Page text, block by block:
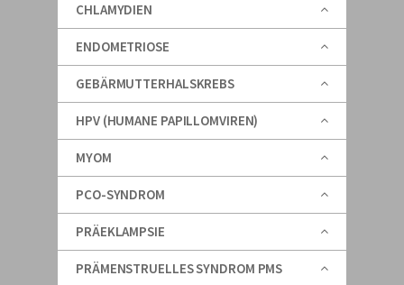
CHLAMYDIEN
ENDOMETRIOSE
GEBÄRMUTTERHALSKREBS
HPV (HUMANE PAPILLOMVIREN)
MYOM
PCO-SYNDROM
PRÄEKLAMPSIE
PRÄMENSTRUELLES SYNDROM PMS